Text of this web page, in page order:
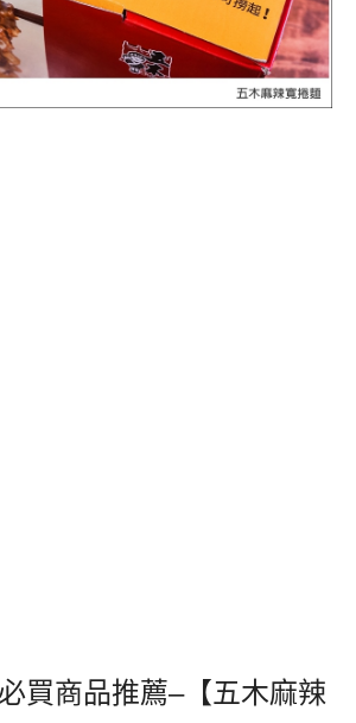
買商品推薦–【五木麻辣